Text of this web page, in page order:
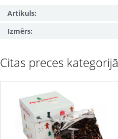
Artikuls:
Izmērs:
Citas preces kategorijā